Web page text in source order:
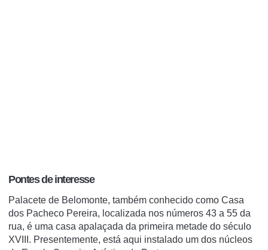
Pontes de interesse
Palacete de Belomonte, também conhecido como Casa
dos Pacheco Pereira, localizada nos números 43 a 55 da
rua, é uma casa apalaçada da primeira metade do século
XVIII. Presentemente, está aqui instalado um dos núcleos